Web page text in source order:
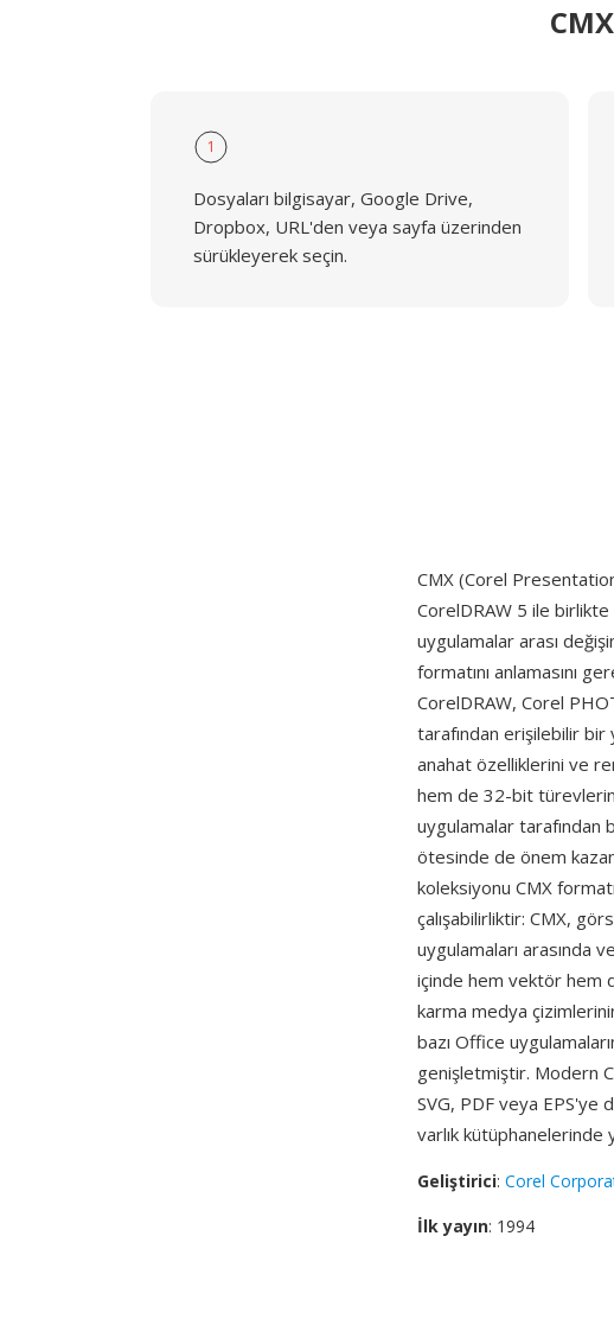
1
Dosyaları bilgisayar, Google Drive,
Dropbox, URL'den veya sayfa üzerinden
sürükleyerek seçin.
CMX (Corel
CorelDRAW 5 ile
uygulamalar arası
formatını anlamasını
CorelDRAW, Corel
tarafından erişilebilir
anahat özelliklerini ve
hem de 32-bit
uygulamalar tarafından
ötesinde de önem
koleksiyonu CMX
çalışabilirliktir: CMX,
uygulamaları arasında
içinde hem vektör hem
karma medya
bazı Office
genişletmiştir. Modern
SVG, PDF veya EPS'ye
varlık kütüphanelerinde
Geliştirici: Corel
İlk yayın: 1994